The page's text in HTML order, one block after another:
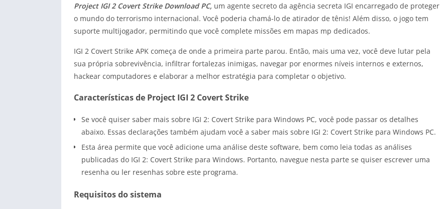
Project IGI 2 Covert Strike Download PC, um agente secreto da agência secreta IGI encarregado de proteger
o mundo do terrorismo internacional. Você poderia chamá-lo de atirador de tênis! Além disso, o jogo tem
suporte multijogador, permitindo que você complete missões em mapas mp dedicados.
IGI 2 Covert Strike APK começa de onde a primeira parte parou. Então, mais uma vez, você deve lutar pela
sua própria sobrevivência, infiltrar fortalezas inimigas, navegar por enormes níveis internos e externos,
hackear computadores e elaborar a melhor estratégia para completar o objetivo.
Características de Project IGI 2 Covert Strike
Se você quiser saber mais sobre IGI 2: Covert Strike para Windows PC, você pode passar os detalhes
abaixo. Essas declarações também ajudam você a saber mais sobre IGI 2: Covert Strike para Windows PC.
Esta área permite que você adicione uma análise deste software, bem como leia todas as análises
publicadas do IGI 2: Covert Strike para Windows. Portanto, navegue nesta parte se quiser escrever uma
resenha ou ler resenhas sobre este programa.
Requisitos do sistema